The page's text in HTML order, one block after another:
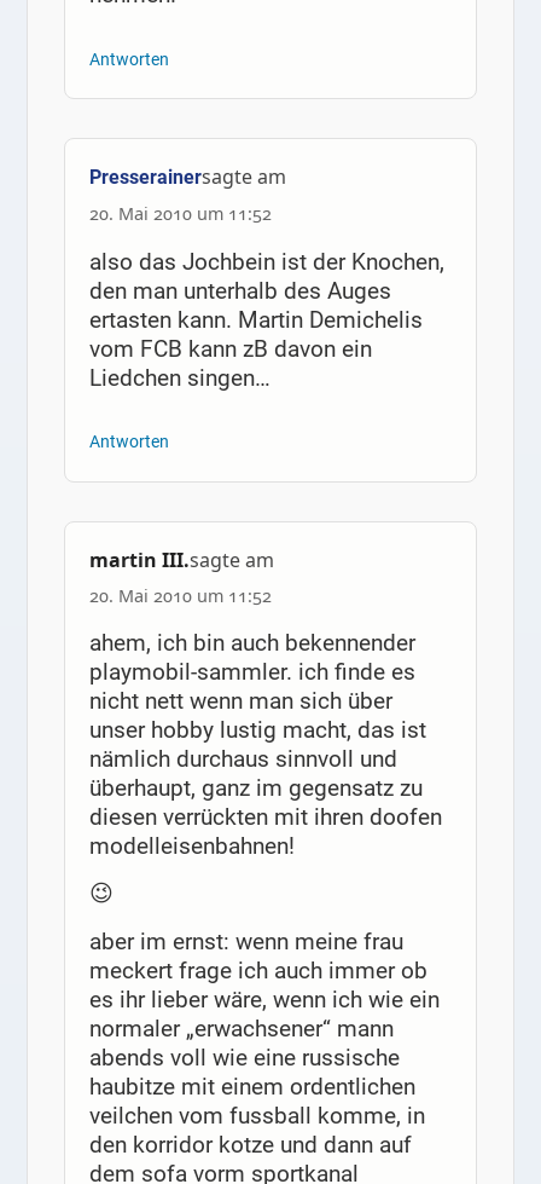
Antworten
Presserainersagte am
20. Mai 2010 um 11:52
also das Jochbein ist der Knochen,
den man unterhalb des Auges
ertasten kann. Martin Demichelis
vom FCB kann zB davon ein
Liedchen singen…
Antworten
martin III.sagte am
20. Mai 2010 um 11:52
ahem, ich bin auch bekennender
playmobil-sammler. ich finde es
nicht nett wenn man sich über
unser hobby lustig macht, das ist
nämlich durchaus sinnvoll und
überhaupt, ganz im gegensatz zu
diesen verrückten mit ihren doofen
modelleisenbahnen!
😉
aber im ernst: wenn meine frau
meckert frage ich auch immer ob
es ihr lieber wäre, wenn ich wie ein
normaler „erwachsener“ mann
abends voll wie eine russische
haubitze mit einem ordentlichen
veilchen vom fussball komme, in
den korridor kotze und dann auf
dem sofa vorm sportkanal